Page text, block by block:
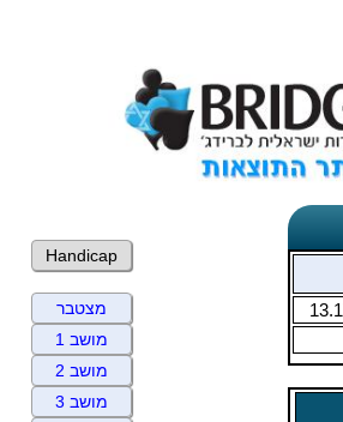
Handicap
מצטבר
מושב 1
מושב 2
מושב 3